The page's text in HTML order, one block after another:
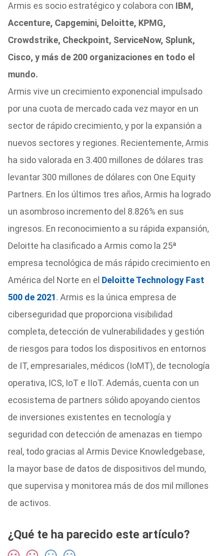
Armis es socio estratégico y colabora con IBM,
Accenture, Capgemini, Deloitte, KPMG,
Crowdstrike, Checkpoint, ServiceNow, Splunk,
Cisco, y más de 200 organizaciones en todo el
mundo.
Armis vive un crecimiento exponencial impulsado
por una cuota de mercado cada vez mayor en un
sector de rápido crecimiento, y por la expansión a
nuevos sectores y regiones. Recientemente, Armis
ha sido valorada en 3.400 millones de dólares tras
levantar 300 millones de dólares con One Equity
Partners. En los últimos tres años, Armis ha logrado
un asombroso incremento del 8.826% en sus
ingresos. En reconocimiento a su rápida expansión,
Deloitte ha clasificado a Armis como la 25ª
empresa tecnológica de más rápido crecimiento en
América del Norte en el Deloitte Technology Fast
500 de 2021. Armis es la única empresa de
ciberseguridad que proporciona visibilidad
completa, detección de vulnerabilidades y gestión
de riesgos para todos los dispositivos en entornos
de IT, empresariales, médicos (IoMT), de tecnología
operativa, ICS, IoT e IIoT. Además, cuenta con un
ecosistema de partners sólido apoyando cientos
de inversiones existentes en tecnología y
seguridad con detección de amenazas en tiempo
real, todo gracias al Armis Device Knowledgebase,
la mayor base de datos de dispositivos del mundo,
que supervisa y monitorea más de dos mil millones
de activos.
¿Qué te ha parecido este artículo?